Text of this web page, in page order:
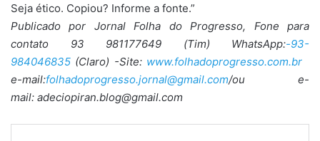
Seja ético. Copiou? Informe a fonte.”
Publicado por Jornal Folha do Progresso, Fone para
contato 93 981177649 (Tim) WhatsApp:-93-
984046835 (Claro) -Site: www.folhadoprogresso.com.br
e-mail:folhadoprogresso.jornal@gmail.com/ou e-
mail: adeciopiran.blog@gmail.com